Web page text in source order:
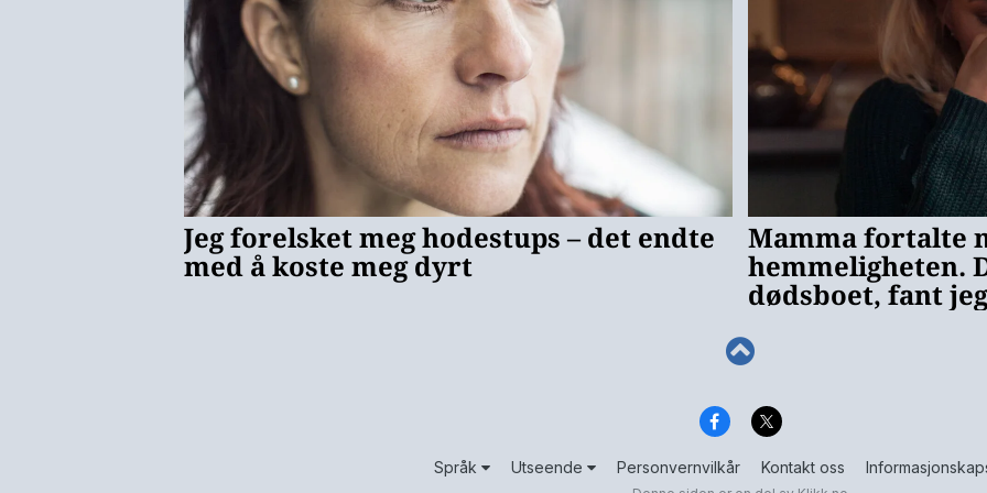
Språk Utseende Personvernvilkår Kontakt oss